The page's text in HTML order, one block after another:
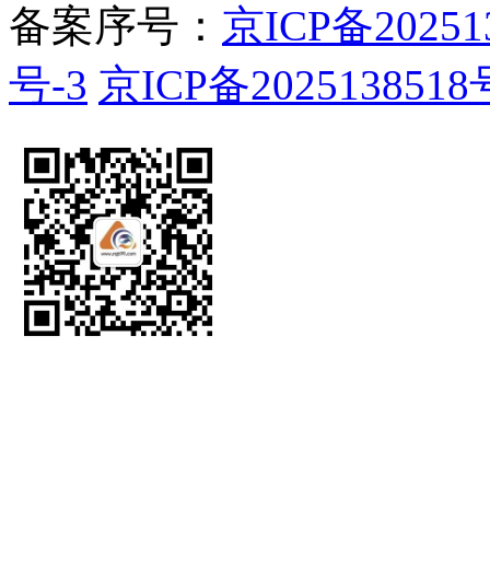
版权所有：北京数码基
联系方式：Tel:0371-
QQ:453193005
Copyright©
气表信息网